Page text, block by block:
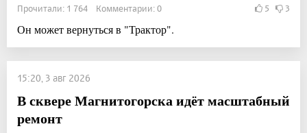
Прочитали: 1 764 Комментарии: 0 5 3
Он может вернуться в "Трактор".
15:20, 3 авг 2026
В сквере Магнитогорска идёт масштабный
ремонт